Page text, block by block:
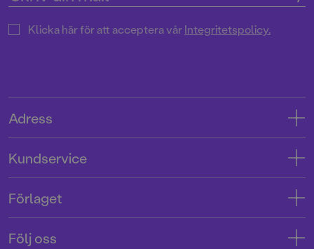
Klicka här för att acceptera vårIntegritetspolicy.
Adress
Tryckerigatan 4
103 12 Stockholm
Kundservice
Användarvillkor intressenter
Förlaget
Följ oss